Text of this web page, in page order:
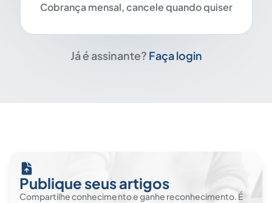
Cobrança mensal, cancele quando quiser
Já é assinante? Faça login
Publique seus artigos
Compartilhe conhecimento e ganhe reconhecimento. É